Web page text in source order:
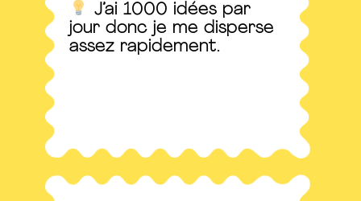
J’ai 1000 idées par
jour donc je me disperse
assez rapidement.